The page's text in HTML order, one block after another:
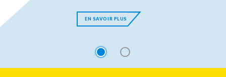
EN SAVOIR PLUS